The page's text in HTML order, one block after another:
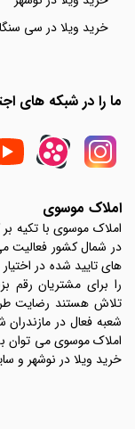
خرید ویلا در سی
ما را در شبکه های
املاک موسوی
املاک موسوی با تکیه
در شمال کشور فعالیت
های تایید شده در
را برای مشتریان رقم
شعبه فعال در
املاک موسوی می توان
خرید ویلا در نوشهر و